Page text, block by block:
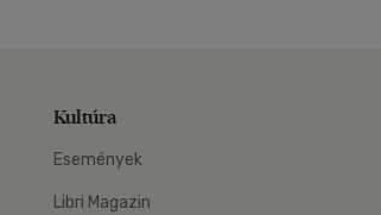
Kultúra
Események
Libri Magazin